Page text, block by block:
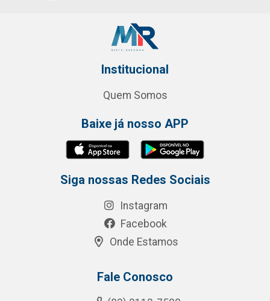
Institucional
Quem Somos
Baixe já nosso APP
Siga nossas Redes Sociais
Instagram
Facebook
Onde Estamos
Fale Conosco